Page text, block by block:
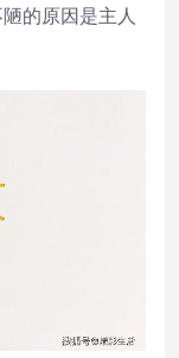
的原因是主人